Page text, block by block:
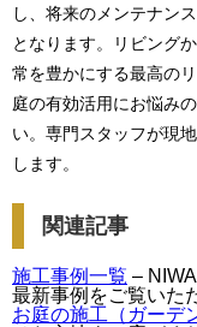
し、将来のメンテナン
となります。リビング
常を豊かにする最高の
庭の有効活用にお悩み
い。専門スタッフが現
します。
関連記事
施工事例一覧 –
最新事例をご覧いた
お庭の施工（ガーデ